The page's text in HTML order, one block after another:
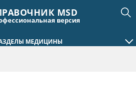
MSD
версия
МЕДИЦИНЫ